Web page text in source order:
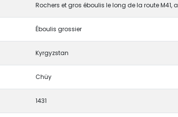
Rochers et gros éboulis le long de la route M41,
Éboulis grossier
Kyrgyzstan
Chüy
1431